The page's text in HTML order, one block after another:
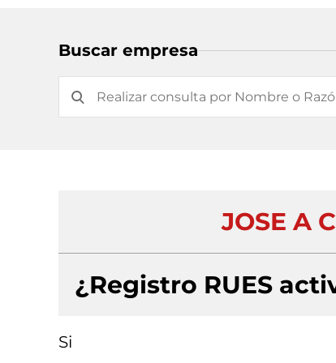
Buscar empresa
JOSE A
¿Registro RUES
Si